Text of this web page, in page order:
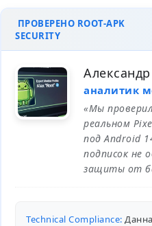
ПРОВЕРЕНО ROOT-APK
SECURITY
аналитик
«Мы
реальном
под Android
подписок не
защиты от
Technical Compliance: